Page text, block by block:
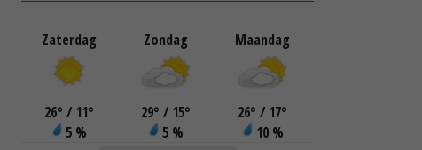
Zaterdag
26° / 11°
5 %
Zondag
29° / 15°
5 %
Maandag
26° / 17°
10 %